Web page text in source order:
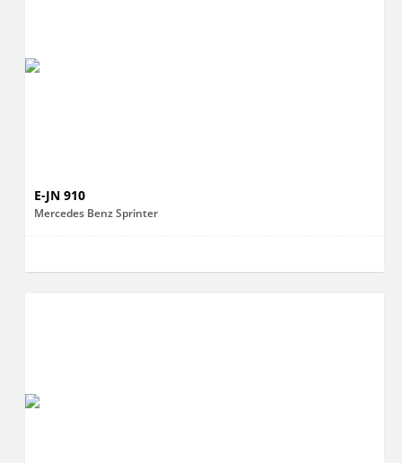
E-JN 910
Mercedes Benz Sprinter